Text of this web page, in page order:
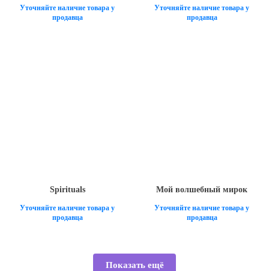
Уточняйте наличие товара у
продавца
Уточняйте наличие товара у
продавца
Spirituals
Уточняйте наличие товара у
продавца
Мой волшебный мирок
Уточняйте наличие товара у
продавца
Показать ещё